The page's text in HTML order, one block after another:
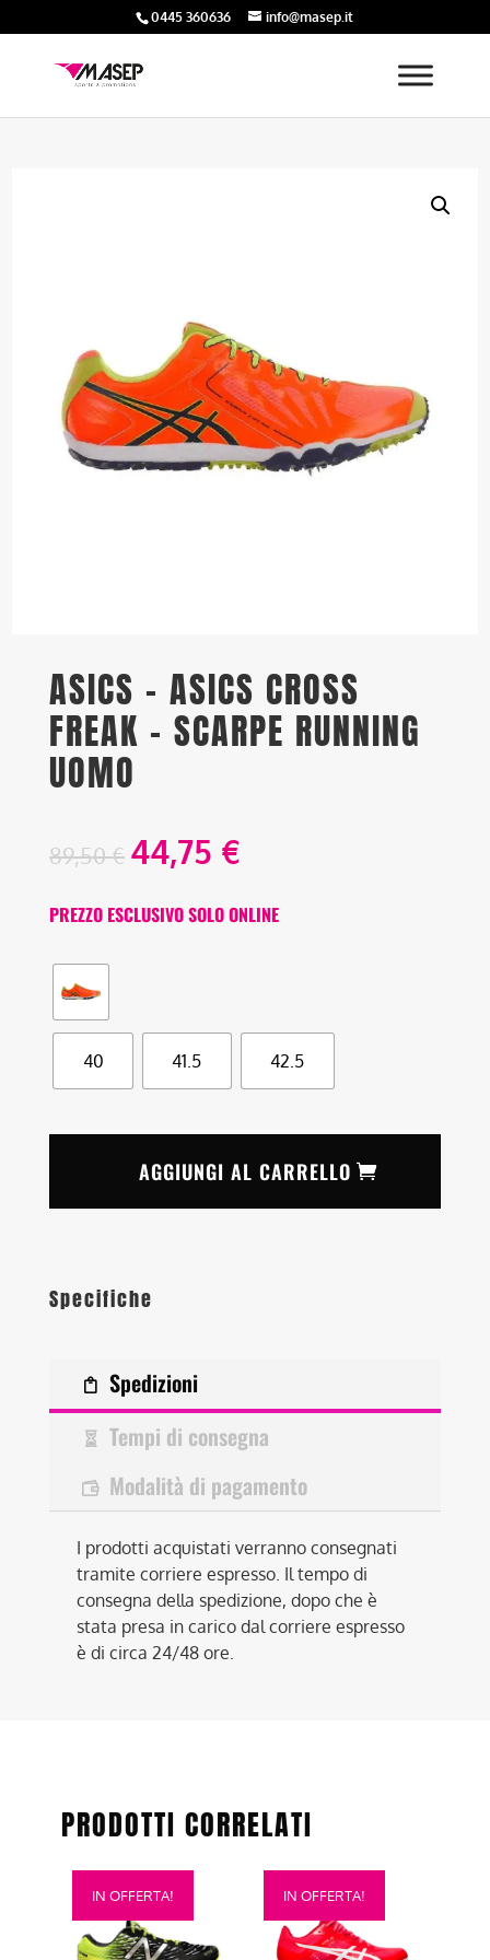
0445 360636 info@masep.it
ASICS – ASICS CROSS
FREAK – SCARPE RUNNING
UOMO
89,50€ 44,75 €
PREZZO ESCLUSIVO SOLO ONLINE
40 41.5 42.5
AGGIUNGI AL CARRELLO
Specifiche
Spedizioni
Tempi di consegna
Modalità di pagamento
I prodotti acquistati verranno consegnati
tramite corriere espresso. Il tempo di
consegna della spedizione, dopo che è
stata presa in carico dal corriere espresso
è di circa 24/48 ore.
PRODOTTI CORRELATI
IN OFFERTA!
Questo
prodotto
IN OFFERTA!
Questo
prodotto